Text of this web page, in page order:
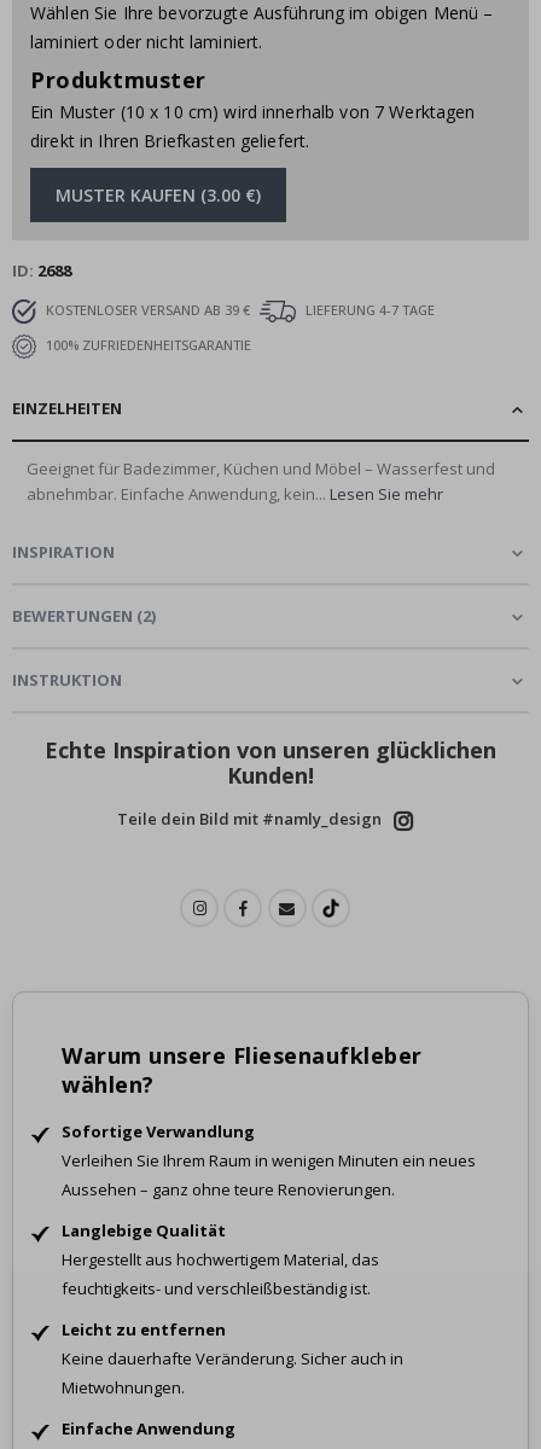
Wählen Sie Ihre bevorzugte Ausführung im obigen Menü –
laminiert oder nicht laminiert.
Produktmuster
Ein Muster (10 x 10 cm) wird innerhalb von 7 Werktagen
direkt in Ihren Briefkasten geliefert.
MUSTER KAUFEN (3.00 €)
ID 2688
KOSTENLOSER VERSAND AB 39 €
LIEFERUNG 4-7 TAGE
100% ZUFRIEDENHEITSGARANTIE
EINZELHEITEN
Geeignet für Badezimmer, Küchen und Möbel – Wasserfest und
abnehmbar. Einfache Anwendung, kein... Lesen Sie mehr
INSPIRATION
BEWERTUNGEN (2)
INSTRUKTION
Echte Inspiration von unseren glücklichen
Kunden!
Teile dein Bild mit #namly_design
Warum unsere Fliesenaufkleber
wählen?
Sofortige Verwandlung
Verleihen Sie Ihrem Raum in wenigen Minuten ein neues
Aussehen – ganz ohne teure Renovierungen.
Langlebige Qualität
Hergestellt aus hochwertigem Material, das
feuchtigkeits- und verschleißbeständig ist.
Leicht zu entfernen
Keine dauerhafte Veränderung. Sicher auch in
Mietwohnungen.
Einfache Anwendung